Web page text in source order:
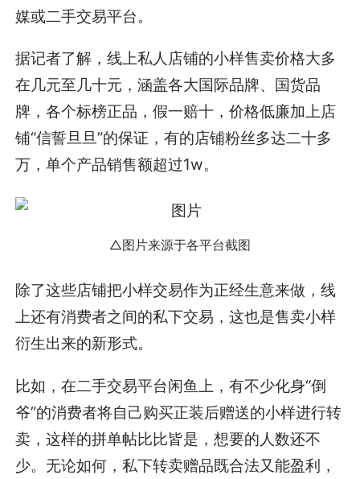
媒或二手交易平台。
据记者了解，线上私人店铺的小样售卖价格大多
在几元至几十元，涵盖各大国际品牌、国货品
牌，各个标榜正品，假一赔十，价格低廉加上店
铺“信誓旦旦”的保证，有的店铺粉丝多达二十多
万，单个产品销售额超过1w。
△图片来源于各平台截图
除了这些店铺把小样交易作为正经生意来做，线
上还有消费者之间的私下交易，这也是售卖小样
衍生出来的新形式。
比如，在二手交易平台闲鱼上，有不少化身“倒
爷”的消费者将自己购买正装后赠送的小样进行转
卖，这样的拼单帖比比皆是，想要的人数还不
少。无论如何，私下转卖赠品既合法又能盈利，